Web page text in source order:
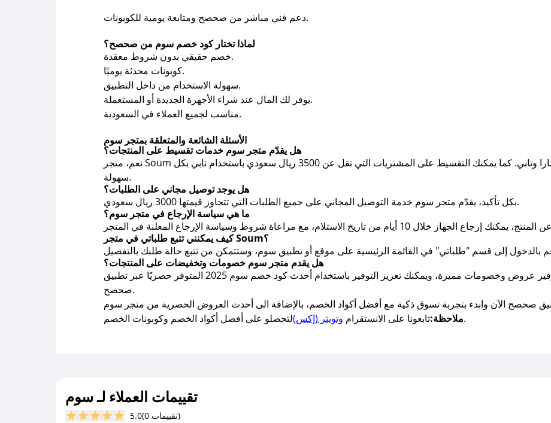
دعم فني مباشر من صحصح ومتابعة يومية للكوبونات.
لماذا تختار كود خصم سوم من صحصح؟
خصم حقيقي بدون شروط معقدة.
كوبونات محدثة يوميًا.
سهولة الاستخدام من داخل التطبيق.
يوفر لك المال عند شراء الأجهزة الجديدة أو المستعملة.
مناسب لجميع العملاء في السعودية.
هل يقدّم متجر سوم خدمات تقسيط على المنتجات؟
نعم، متجر Soum يوفّر خيار التقسيط عبر منصتي تمارا وتابي. كما يمكنك التقسيط على المشتريات التي تقل عن 3500 ريال سعودي باستخدام تابي بكل
سهولة.
هل يوجد توصيل مجاني على الطلبات؟
بكل تأكيد، يقدّم متجر سوم خدمة التوصيل المجاني على جميع الطلبات التي تتجاوز قيمتها 3000 ريال سعودي.
ما هي سياسة الإرجاع في متجر سوم؟
كيف يمكنني تتبع طلباتي في متجر Soum؟
هل يقدم متجر سوم خصومات وتخفيضات على المنتجات؟
نعم، يحرص المتجر دائمًا على توفير عروض وخصومات مميزة، ويمكنك تعزيز التوفير باستخدام أحدث كود خصم سوم 2025 المتوفر حصريًا عبر تطبيق
صحصح.
ملاحظة:تابعونا على الانستقرام وتويتر (إكس) لتحصلو على أفضل أكواد الخصم وكوبونات الخصم.
تقييمات العملاء لـ سوم
5.0 (0 تقييمات)